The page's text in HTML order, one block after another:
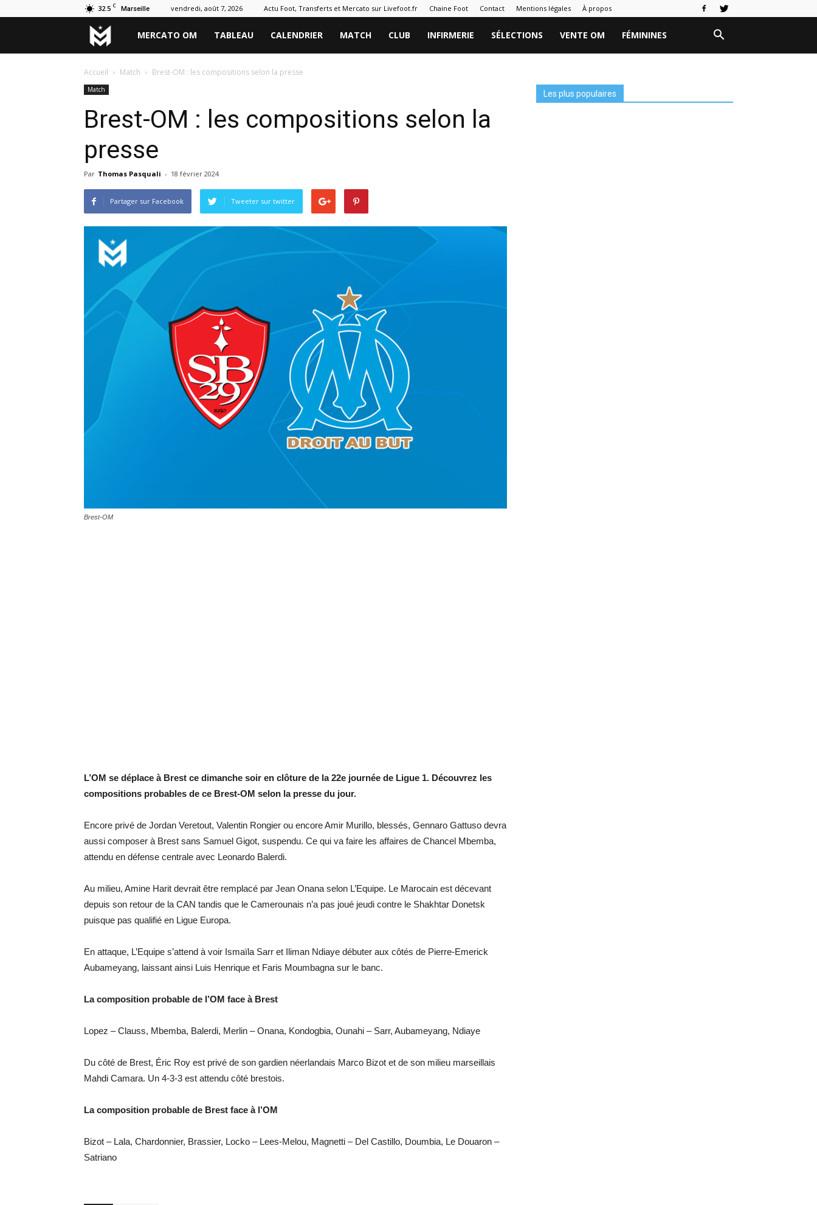
32.5 C Marseille vendredi, août 7, 2026 Actu Foot, Transferts et Mercato sur Livefoot.fr Chaine Foot Contact Mentions légales À propos
Marseille
Mercato
MERCATO OM TABLEAU CALENDRIER MATCH CLUB INFIRMERIE SÉLECTIONS VENTE OM FÉMININES
Accueil Match Brest-OM : les compositions selon la presse
Match
Brest-OM : les compositions selon la
presse
Par Thomas Pasquali - 18 février 2024
Partager sur Facebook Tweeter sur twitter
Brest-OM
L’OM se déplace à Brest ce dimanche soir en clôture de la 22e journée de Ligue 1. Découvrez les
compositions probables de ce Brest-OM selon la presse du jour.
Encore privé de Jordan Veretout, Valentin Rongier ou encore Amir Murillo, blessés, Gennaro Gattuso devra
aussi composer à Brest sans Samuel Gigot, suspendu. Ce qui va faire les affaires de Chancel Mbemba,
attendu en défense centrale avec Leonardo Balerdi.
Au milieu, Amine Harit devrait être remplacé par Jean Onana selon L’Equipe. Le Marocain est décevant
depuis son retour de la CAN tandis que le Camerounais n’a pas joué jeudi contre le Shakhtar Donetsk
puisque pas qualifié en Ligue Europa.
En attaque, L’Equipe s’attend à voir Ismaïla Sarr et Iliman Ndiaye débuter aux côtés de Pierre-Emerick
Aubameyang, laissant ainsi Luis Henrique et Faris Moumbagna sur le banc.
La composition probable de l’OM face à Brest
Lopez – Clauss, Mbemba, Balerdi, Merlin – Onana, Kondogbia, Ounahi – Sarr, Aubameyang, Ndiaye
Du côté de Brest, Éric Roy est privé de son gardien néerlandais Marco Bizot et de son milieu marseillais
Mahdi Camara. Un 4-3-3 est attendu côté brestois.
La composition probable de Brest face à l’OM
Bizot – Lala, Chardonnier, Brassier, Locko – Lees-Melou, Magnetti – Del Castillo, Doumbia, Le Douaron –
Satriano
Les plus populaires